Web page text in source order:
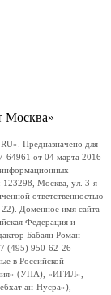
Москва»
Предназначено для
64961 от 04 марта 2016
123298, Москва, ул. 3-я
ответственностью
Доменное имя сайта
Федерация и
Бабаян Роман
(495) 950-62-26
в Российской
(УПА), «ИГИЛ»,
ан-Нусра»),